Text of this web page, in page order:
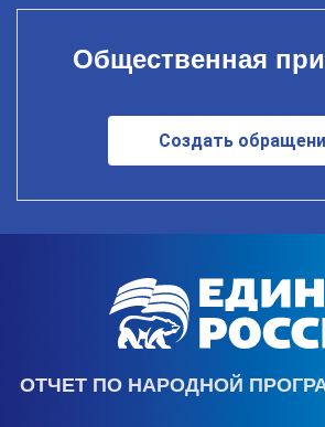
Общественная
Создать
ОТЧЕТ ПО НАРОДНОЙ